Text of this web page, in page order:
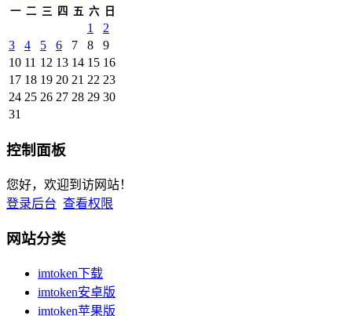
一 二 三 四 五 六 日
1
2
3
4 5 6 7 8
9
10 11 12 13 14 15 16
17 18 19 20 21 22 23
24 25 26 27 28 29 30
31
控制面板
您好，欢迎到访网站！
登录后台 查看权限
网站分类
imtoken下载
imtoken安卓版
imtoken苹果版